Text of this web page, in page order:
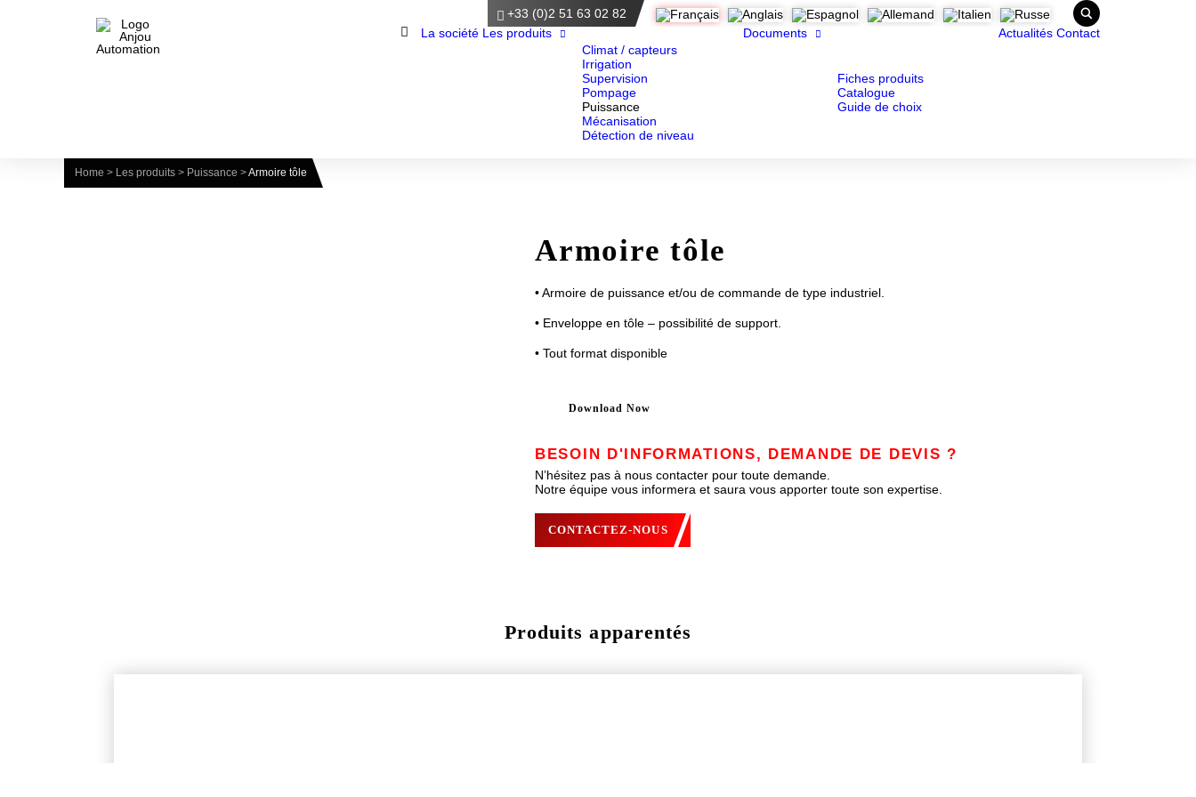
+33 (0)2 51 63 02 82
Accueil
La société Les produits
Climat / capteurs
Irrigation
Supervision
Pompage
Puissance
Mécanisation
Détection de niveau
Documents
Fiches produits
Catalogue
Guide de choix
Actualités Contact
Home > Les produits > Puissance >Armoire tôle
Armoire tôle
• Armoire de puissance et/ou de commande de type industriel.
• Enveloppe en tôle – possibilité de support.
• Tout format disponible
Download Now
BESOIN D'INFORMATIONS, DEMANDE DE DEVIS ?
N’hésitez pas à nous contacter pour toute demande.
Notre équipe vous informera et saura vous apporter toute son expertise.
CONTACTEZ-NOUS
Produits apparentés